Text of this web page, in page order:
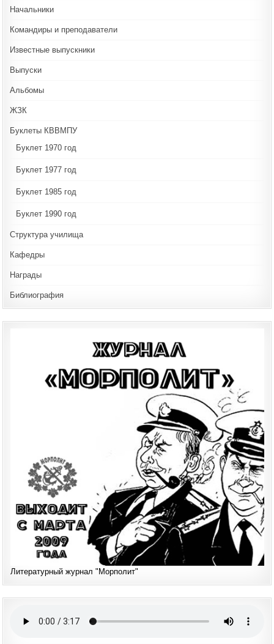
Начальники
Командиры и преподаватели
Известные выпускники
Выпуски
Альбомы
ЖЗК
Буклеты КВВМПУ
Буклет 1970 год
Буклет 1977 год
Буклет 1985 год
Буклет 1990 год
Структура училища
Кафедры
Награды
Библиография
Литературный журнал "Морполит"